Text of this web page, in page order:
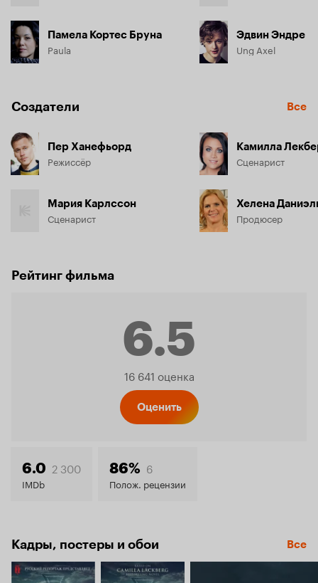
Памела Кортес Бруна
Paula
Эдвин Эндре
Ung Axel
Создатели Все
Пер Ханефьорд
Режиссёр
Мария Карлссон
Сценарист
Камилла
Сценарист
Хелена
Продюсер
Рейтинг фильма
6.5
Рейтинг
6.5
16 641 оценка
Оценить
6.0 2 300
IMDb
86% 6
Полож. рецензии
Кадры, постеры и обои Все